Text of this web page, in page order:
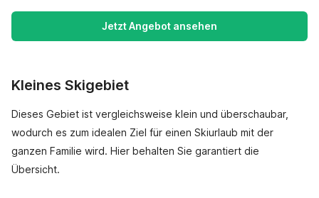
Jetzt Angebot ansehen
Kleines Skigebiet
Dieses Gebiet ist vergleichsweise klein und überschaubar,
wodurch es zum idealen Ziel für einen Skiurlaub mit der
ganzen Familie wird. Hier behalten Sie garantiert die
Übersicht.